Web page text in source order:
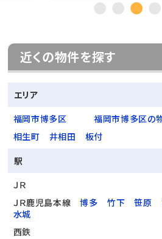
近くの物件を探す
エリア
福岡市博多区
福岡市博多区の
相生町
井相田
板付
駅
ＪＲ
ＪＲ鹿児島本線
博多 竹下 笹原
水城
西鉄